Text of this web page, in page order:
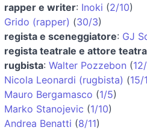
rapper e writer: Inoki (2/10)
Grido (rapper) (30/3)
regista e sceneggiatore: GJ
regista teatrale e attore
rugbista: Walter Pozzebon (
Nicola Leonardi (rugbista) (15/
Mauro Bergamasco (1/5)
Marko Stanojevic (1/10)
Andrea Benatti (8/11)